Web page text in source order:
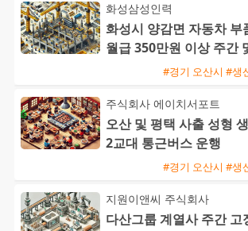
화성삼성인력
화성시 양감면 자동차 부
월급 350만원 이상 주간
능 초보 및 외국인 환영
#경기 오산시 #생
주식회사 에이치서포트
오산 및 평택 사출 성형
2교대 통근버스 운행
#경기 오산시 #생
지원이앤씨 주식회사
다산그룹 계열사 주간 고